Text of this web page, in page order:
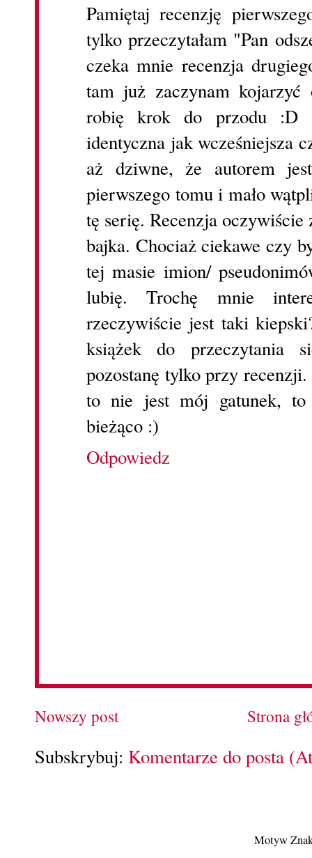
Pamiętaj recenzję
tylko przeczytałam "Pan
czeka mnie recenzja
tam już zaczynam
robię krok do przodu :D
identyczna jak wcześniejsza
aż dziwne, że autorem
pierwszego tomu i mało
tę serię. Recenzja
bajka. Chociaż ciekawe czy
tej masie imion/
lubię. Trochę mnie
rzeczywiście jest taki
książek do przeczytania
pozostanę tylko przy
to nie jest mój gatunek,
bieżąco :)
Odpowiedz
Nowszy post Strona
Subskrybuj: Komentarze do posta
Motyw